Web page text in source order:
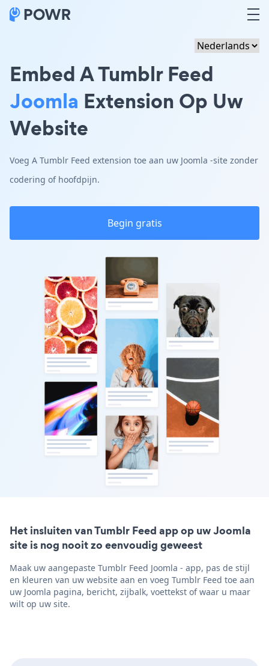
Embed A Tumblr Feed
Joomla Extension Op Uw
Website
Voeg A Tumblr Feed extension toe aan uw Joomla -site zonder
codering of hoofdpijn.
Begin gratis
Het insluiten van Tumblr Feed app op uw Joomla
site is nog nooit zo eenvoudig geweest
Maak uw aangepaste Tumblr Feed Joomla - app, pas de stijl
en kleuren van uw website aan en voeg Tumblr Feed toe aan
uw Joomla pagina, bericht, zijbalk, voettekst of waar u maar
wilt op uw site.